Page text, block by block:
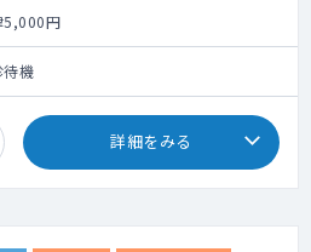
5,000円
待機
詳細をみる